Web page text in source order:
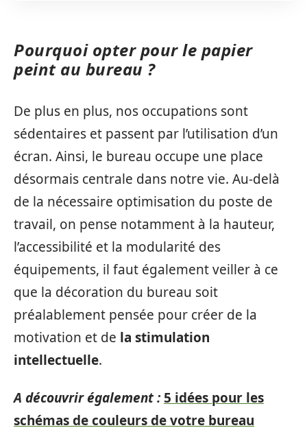
Pourquoi opter pour le papier
peint au bureau ?
De plus en plus, nos occupations sont
sédentaires et passent par l’utilisation d’un
écran. Ainsi, le bureau occupe une place
désormais centrale dans notre vie. Au-delà
de la nécessaire optimisation du poste de
travail, on pense notamment à la hauteur,
l’accessibilité et la modularité des
équipements, il faut également veiller à ce
que la décoration du bureau soit
préalablement pensée pour créer de la
motivation et de la stimulation
intellectuelle.
A découvrir également : 5 idées pour les
schémas de couleurs de votre bureau